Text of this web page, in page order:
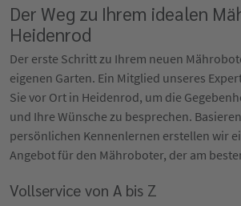
Der Weg zu Ihrem idealen
Heidenrod
Der erste Schritt zu Ihrem neuen
eigenen Garten. Ein Mitglied unseres
Sie vor Ort in Heidenrod, um die
und Ihre Wünsche zu besprechen.
persönlichen Kennenlernen erstellen wir
Angebot für den Mähroboter, der am
Vollservice von A bis Z